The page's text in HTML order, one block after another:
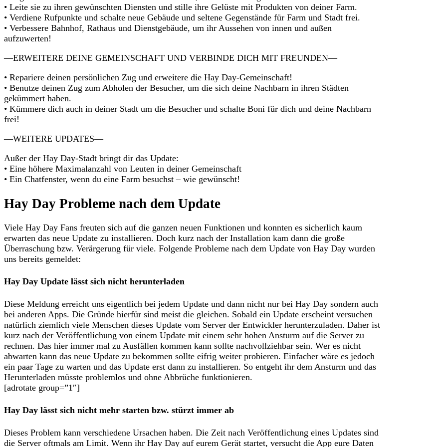
• Leite sie zu ihren gewünschten Diensten und stille ihre Gelüste mit Produkten von deiner Farm.
• Verdiene Rufpunkte und schalte neue Gebäude und seltene Gegenstände für Farm und Stadt frei.
• Verbessere Bahnhof, Rathaus und Dienstgebäude, um ihr Aussehen von innen und außen
aufzuwerten!
—ERWEITERE DEINE GEMEINSCHAFT UND VERBINDE DICH MIT FREUNDEN—
• Repariere deinen persönlichen Zug und erweitere die Hay Day-Gemeinschaft!
• Benutze deinen Zug zum Abholen der Besucher, um die sich deine Nachbarn in ihren Städten
gekümmert haben.
• Kümmere dich auch in deiner Stadt um die Besucher und schalte Boni für dich und deine Nachbarn
frei!
—WEITERE UPDATES—
Außer der Hay Day-Stadt bringt dir das Update:
• Eine höhere Maximalanzahl von Leuten in deiner Gemeinschaft
• Ein Chatfenster, wenn du eine Farm besuchst – wie gewünscht!
Hay Day Probleme nach dem Update
Viele Hay Day Fans freuten sich auf die ganzen neuen Funktionen und konnten es sicherlich kaum
erwarten das neue Update zu installieren. Doch kurz nach der Installation kam dann die große
Überraschung bzw. Verärgerung für viele. Folgende Probleme nach dem Update von Hay Day wurden
uns bereits gemeldet:
Hay Day Update lässt sich nicht herunterladen
Diese Meldung erreicht uns eigentlich bei jedem Update und dann nicht nur bei Hay Day sondern auch
bei anderen Apps. Die Gründe hierfür sind meist die gleichen. Sobald ein Update erscheint versuchen
natürlich ziemlich viele Menschen dieses Update vom Server der Entwickler herunterzuladen. Daher ist
kurz nach der Veröffentlichung von einem Update mit einem sehr hohen Ansturm auf die Server zu
rechnen. Das hier immer mal zu Ausfällen kommen kann sollte nachvollziehbar sein. Wer es nicht
abwarten kann das neue Update zu bekommen sollte eifrig weiter probieren. Einfacher wäre es jedoch
ein paar Tage zu warten und das Update erst dann zu installieren. So entgeht ihr dem Ansturm und das
Herunterladen müsste problemlos und ohne Abbrüche funktionieren.
[adrotate group=”1″]
Hay Day lässt sich nicht mehr starten bzw. stürzt immer ab
Dieses Problem kann verschiedene Ursachen haben. Die Zeit nach Veröffentlichung eines Updates sind
die Server oftmals am Limit. Wenn ihr Hay Day auf eurem Gerät startet, versucht die App eure Daten